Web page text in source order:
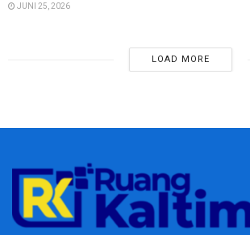
JUNI 25, 2026
LOAD MORE